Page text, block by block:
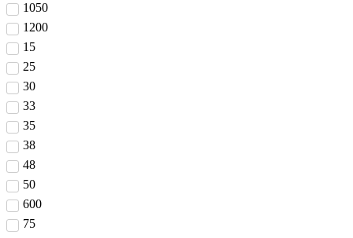
1050
1200
15
25
30
33
35
38
48
50
600
75